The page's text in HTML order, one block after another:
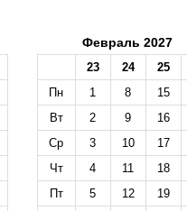
Февраль 2027
23 24
25
Пн
1 8
15
Вт
2 9
16
Ср
3 10
17
Чт
4 11
18
Пт
5 12
19